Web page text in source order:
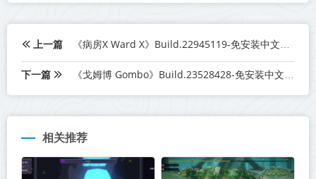
上一篇 《病房X Ward X》Build.22945119-免安装中文版丨中文版网盘下载
下一篇 《戈姆博 Gombo》Build.23528428-免安装中文版丨中文版网盘下载
相关推荐